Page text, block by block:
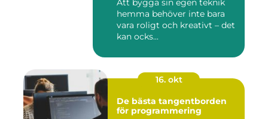
Att bygga sin egen teknik
hemma behöver inte bara
vara roligt och kreativt – det
kan ocks...
16. okt
De bästa tangentborden
för programmering